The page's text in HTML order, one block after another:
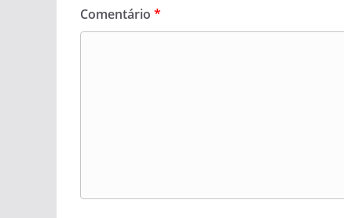
Comentário *